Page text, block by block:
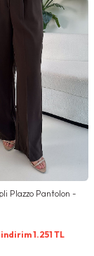
Plazzo Pantolon -
indirim1.251 TL